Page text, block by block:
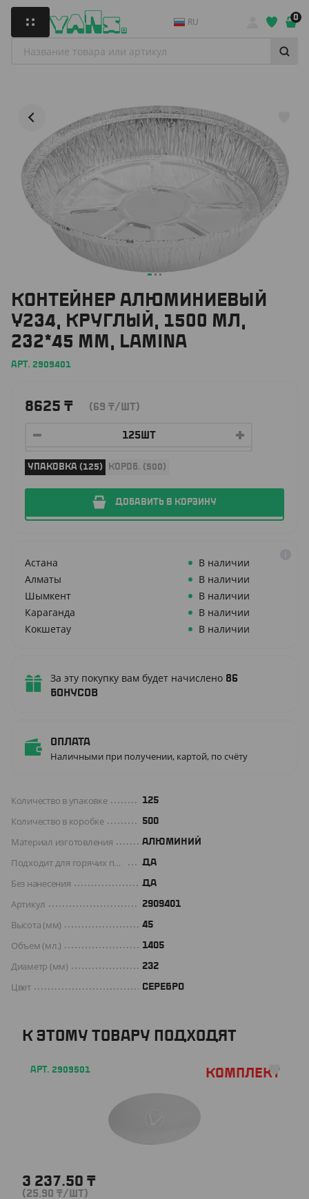
RU 0
КОНТЕЙНЕР АЛЮМИНИЕВЫЙ
Y234, КРУГЛЫЙ, 1500 МЛ,
232*45 ММ, LAMINA
АРТ. 2909401
8625 ₸ (69 ₸/ШТ)
УПАКОВКА (125) КОРОБ. (500)
ДОБАВИТЬ В КОРЗИНУ
Астана
В наличии
Алматы
В наличии
Шымкент
В наличии
Караганда
В наличии
Кокшетау
В наличии
За эту покупку вам будет начислено 86
бонусов
Оплата
Наличными при получении, картой, по счёту
Количество в упаковке 125
Количество в коробке 500
Материал изготовления АЛЮМИНИЙ
Подходит для горячих продуктов ДА
Без нанесения ДА
Артикул 2909401
Высота (мм) 45
Объем (мл.) 1405
Диаметр (мм) 232
Цвет СЕРЕБРО
К ЭТОМУ ТОВАРУ ПОДХОДЯТ
АРТ. 2909501 Комплект
3 237.50 ₸
(25.90 ₸/ШТ)